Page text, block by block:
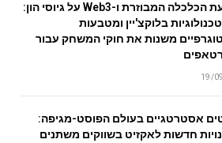
השפעת הכלכלה המבוזרת ו-Web3 על גיוסי הון:
בלוקצ'יין ומטבעות
משנות את חוקי המשחק עבור
19/
אסטרטגיים בעולם הפוסט-מגיפה:
חדשות לאקזיט בשווקים משתנים